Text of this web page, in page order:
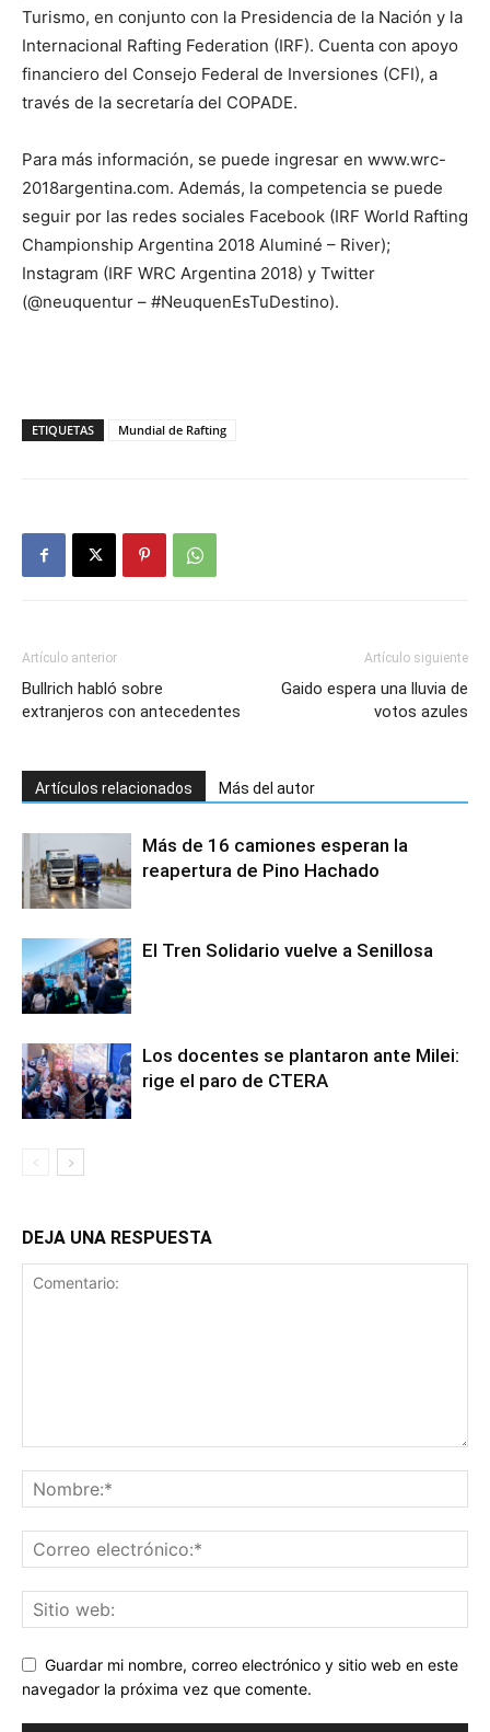
Turismo, en conjunto con la Presidencia de la Nación y la
Internacional Rafting Federation (IRF). Cuenta con apoyo
financiero del Consejo Federal de Inversiones (CFI), a
través de la secretaría del COPADE.
Para más información, se puede ingresar en www.wrc-
2018argentina.com. Además, la competencia se puede
seguir por las redes sociales Facebook (IRF World Rafting
Championship Argentina 2018 Aluminé – River);
Instagram (IRF WRC Argentina 2018) y Twitter
(@neuquentur – #NeuquenEsTuDestino).
ETIQUETAS Mundial de Rafting
Artículo anterior
Bullrich habló sobre
extranjeros con antecedentes
Artículo siguiente
Gaido espera una lluvia de
votos azules
Artículos relacionados Más del autor
Más de 16 camiones esperan la
reapertura de Pino Hachado
El Tren Solidario vuelve a Senillosa
Los docentes se plantaron ante Milei:
rige el paro de CTERA
DEJA UNA RESPUESTA
Guardar mi nombre, correo electrónico y sitio web en este
navegador la próxima vez que comente.